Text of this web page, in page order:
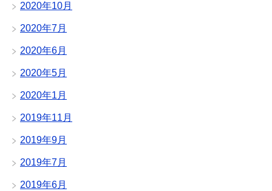
2020年10月
2020年7月
2020年6月
2020年5月
2020年1月
2019年11月
2019年9月
2019年7月
2019年6月